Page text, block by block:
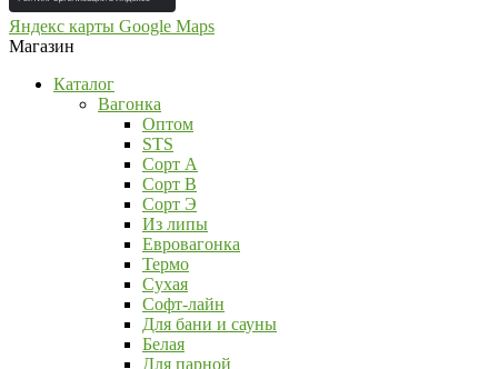
Яндекс карты Google Maps
Магазин
Каталог
Вагонка
Оптом
STS
Сорт А
Сорт В
Сорт Э
Из липы
Евровагонка
Термо
Сухая
Софт-лайн
Для бани и сауны
Белая
Для парной